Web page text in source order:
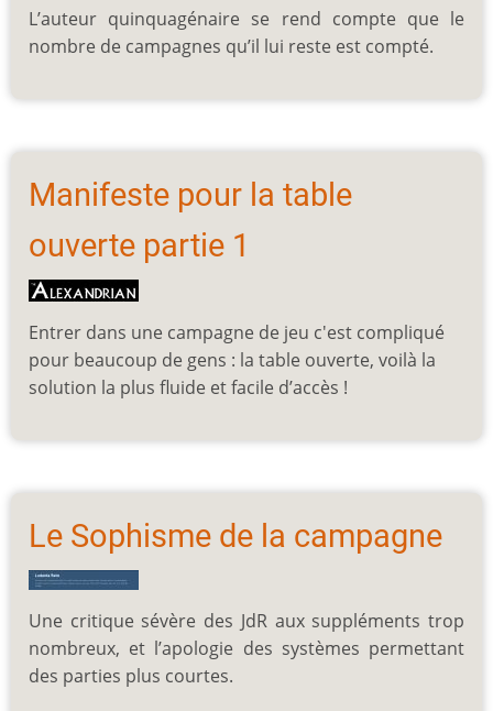
L’auteur quinquagénaire se rend compte que le
nombre de campagnes qu’il lui reste est compté.
Manifeste pour la table
ouverte partie 1
Entrer dans une campagne de jeu c'est compliqué
pour beaucoup de gens : la table ouverte, voilà la
solution la plus fluide et facile d’accès !
Le Sophisme de la campagne
Une critique sévère des JdR aux suppléments trop
nombreux, et l’apologie des systèmes permettant
des parties plus courtes.